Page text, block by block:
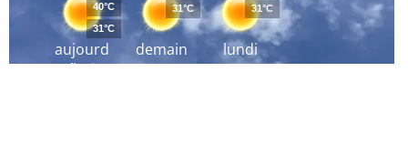
aujourd
´hui
40°C
31°C
demain
31°C
lundi
31°C